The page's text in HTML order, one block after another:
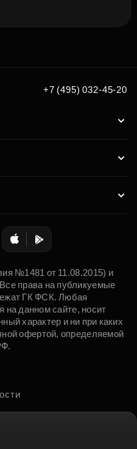
параметрам
+7 (495) 032-45-20
№1481 от 11.08.2015) и
права на публикуемые
ГК ФСК. Любая
на данном сайте, носит
характер и ни при каких
офертой, определяемой